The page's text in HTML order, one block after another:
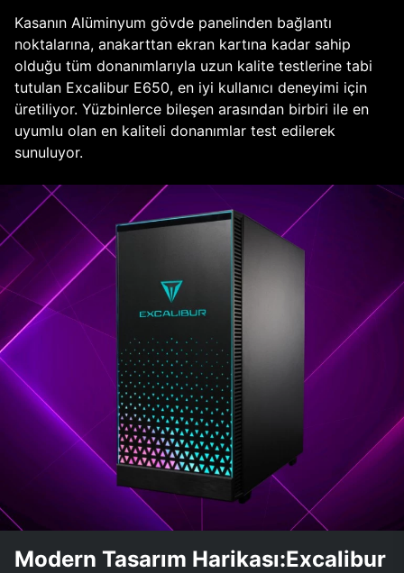
Kasanın Alüminyum gövde panelinden bağlantı
noktalarına, anakarttan ekran kartına kadar sahip
olduğu tüm donanımlarıyla uzun kalite testlerine tabi
tutulan Excalibur E650, en iyi kullanıcı deneyimi için
üretiliyor. Yüzbinlerce bileşen arasından birbiri ile en
uyumlu olan en kaliteli donanımlar test edilerek
sunuluyor.
Modern Tasarım Harikası:Excalibur